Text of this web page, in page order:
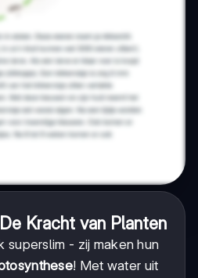
Kracht van Planten
superslim - zij maken hun
! Met water uit